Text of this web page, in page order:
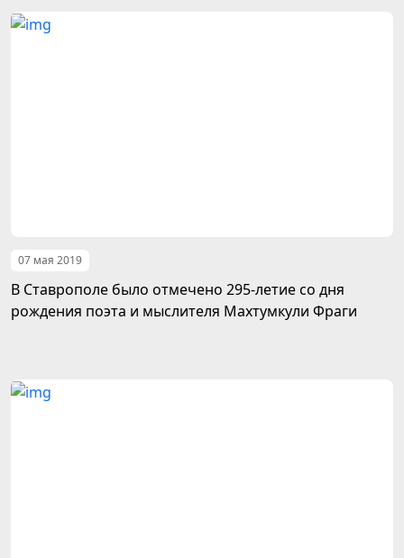
07 мая 2019
В Ставрополе было отмечено 295-летие со дня
рождения поэта и мыслителя Махтумкули Фраги